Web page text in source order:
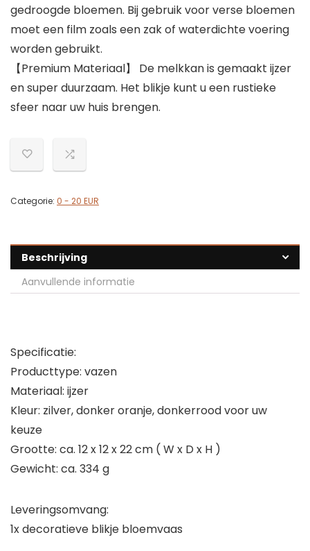
gedroogde bloemen. Bij gebruik voor verse bloemen
moet een film zoals een zak of waterdichte voering
worden gebruikt.
【Premium Materiaal】 De melkkan is gemaakt ijzer
en super duurzaam. Het blikje kunt u een rustieke
sfeer naar uw huis brengen.
Categorie: 0 - 20 EUR
Beschrijving
Aanvullende informatie
Specificatie:
Producttype: vazen
Materiaal: ijzer
Kleur: zilver, donker oranje, donkerrood voor uw
keuze
Grootte: ca. 12 x 12 x 22 cm ( W x D x H )
Gewicht: ca. 334 g
Leveringsomvang:
1x decoratieve blikje bloemvaas